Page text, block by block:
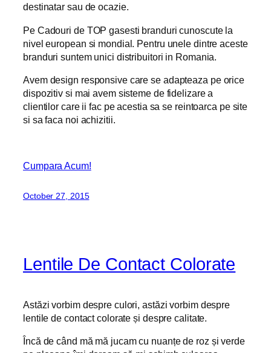
destinatar sau de ocazie.
Pe Cadouri de TOP gasesti branduri cunoscute la
nivel european si mondial. Pentru unele dintre aceste
branduri suntem unici distribuitori in Romania.
Avem design responsive care se adapteaza pe orice
dispozitiv si mai avem sisteme de fidelizare a
clientilor care ii fac pe acestia sa se reintoarca pe site
si sa faca noi achizitii.
Cumpara Acum!
October 27, 2015
Lentile De Contact Colorate
Astăzi vorbim despre culori, astăzi vorbim despre
lentile de contact colorate și despre calitate.
Încă de când mă mă jucam cu nuanțe de roz și verde